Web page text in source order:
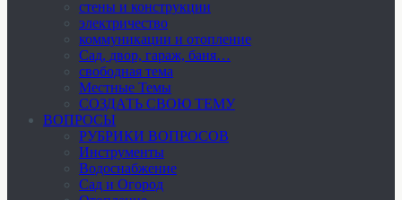
стены и конструкции
электричество
коммуникации и отопление
Cад, двор, гараж, баня…
свободная тема
Местные Темы
СОЗДАТЬ СВОЮ ТЕМУ
ВОПРОСЫ
РУБРИКИ ВОПРОСОВ
Инструменты
Водоснабжение
Сад и Огород